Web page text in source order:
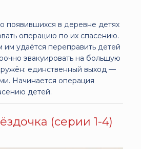
появившихся в деревне детях
операцию по их спасению.
удаётся переправить детей
эвакуировать на большую
единственный выход —
Начинается операция
детей.
(серии 1-4)